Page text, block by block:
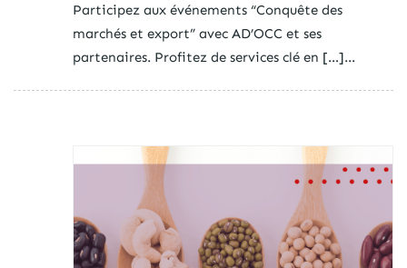
Participez aux événements “Conquête des
marchés et export” avec AD’OCC et ses
partenaires. Profitez de services clé en […]...